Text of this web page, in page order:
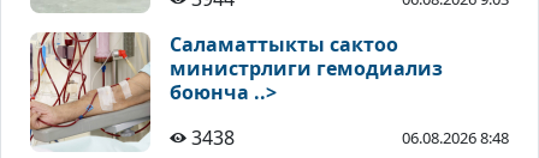
Саламаттыкты сактоо
министрлиги гемодиализ
боюнча ..>
3438
06.08.2026 8:48